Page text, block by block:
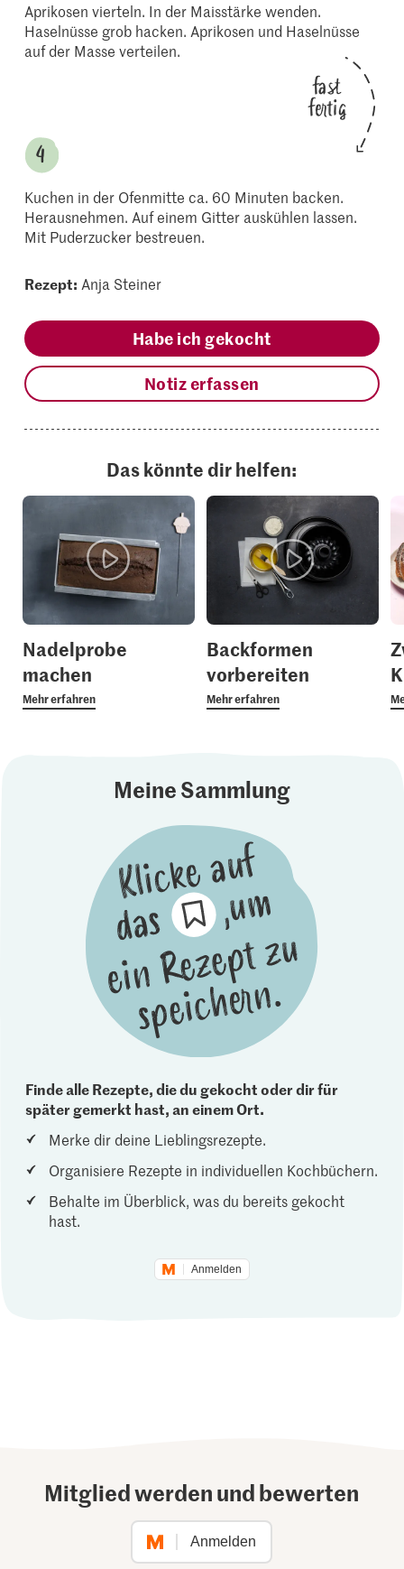
Aprikosen vierteln. In der Maisstärke wenden.
Haselnüsse grob hacken. Aprikosen und Haselnüsse
auf der Masse verteilen.
fast
fertig
Kuchen in der Ofenmitte ca. 60 Minuten backen.
Herausnehmen. Auf einem Gitter auskühlen lassen.
Mit Puderzucker bestreuen.
Rezept: Anja Steiner
Habe ich gekocht
Notiz erfassen
Das könnte dir helfen:
Nadelprobe
machen
Mehr erfahren
Backformen
vorbereiten
Mehr erfahren
Meine Sammlung
Finde alle Rezepte, die du gekocht oder dir für
später gemerkt hast, an einem Ort.
Merke dir deine Lieblingsrezepte.
Organisiere Rezepte in individuellen Kochbüchern.
Behalte im Überblick, was du bereits gekocht
hast.
Anmelden
Mitglied werden und bewerten
Anmelden